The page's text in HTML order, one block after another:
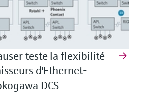
teste la flexibilité
d'Ethernet-
DCS